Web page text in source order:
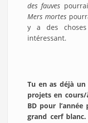
des fauves
Mers mortes
y a des
intéressant.
Tu en as déjà
projets en
BD pour
grand cerf